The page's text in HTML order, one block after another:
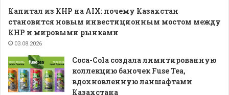
Капитал из КНР на AIX: почему Казахстан
становится новым инвестиционным мостом между
КНР и мировыми рынками
03.08.2026
Coca-Cola создала лимитированную
коллекцию баночек Fuse Tea,
вдохновленную ланшафтами
Казахстана